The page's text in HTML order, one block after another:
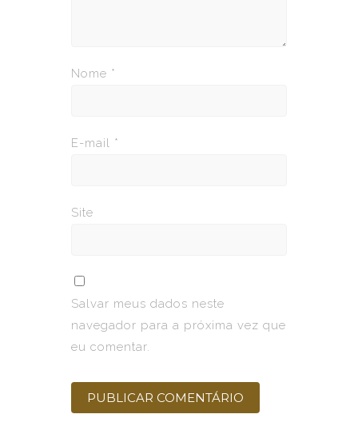
Nome *
E-mail *
Site
Salvar meus dados neste
navegador para a próxima vez que
eu comentar.